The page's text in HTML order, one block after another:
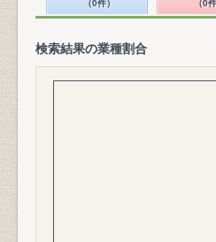
（0件） （0件
検索結果の業種割合